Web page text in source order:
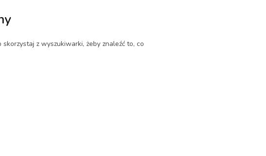
z wyszukiwarki, żeby znaleźć to, co